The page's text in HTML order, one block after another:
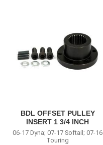
BDL OFFSET PULLEY
INSERT 1 3/4 INCH
06-17 Dyna; 07-17 Softail; 07-16
Touring